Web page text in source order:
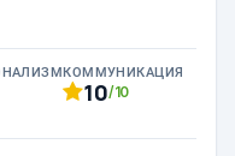
КОММУНИКАЦИЯ
10/10